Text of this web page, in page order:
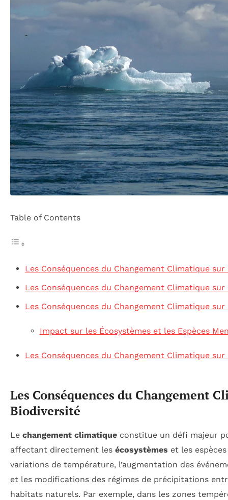
Table of Contents
Les Conséquences du Changement Climatique
Les Conséquences du Changement Climatique
Les Conséquences du Changement Climatique
Impact sur les Écosystèmes et les Espèces
Les Conséquences du Changement Climatique
Les Conséquences du Changement
Biodiversité
Le changement climatique constitue un défi majeur
affectant directement les écosystèmes et les
variations de température, l’augmentation des
et les modifications des régimes de précipitations
habitats naturels. Par exemple, dans les zones